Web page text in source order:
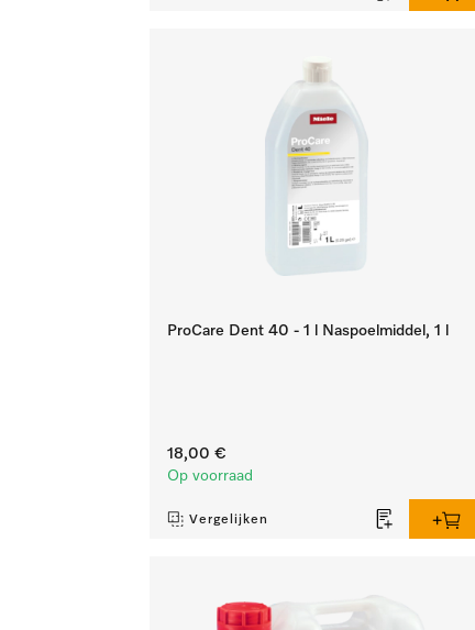
ProCare Dent 40 - 1 l Naspoelmiddel, 1 l
18,00 €
Op voorraad
Vergelijken